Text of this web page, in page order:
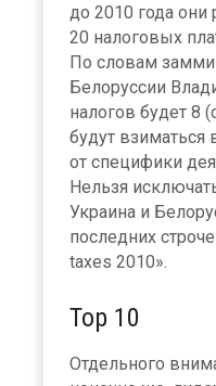
до 2010 года
20 налоговых
По словам
Белоруссии
налогов будет 8
будут взиматься
от специфики
Нельзя
Украина и
последних
taxes 2010».
Тор 10
Отдельного